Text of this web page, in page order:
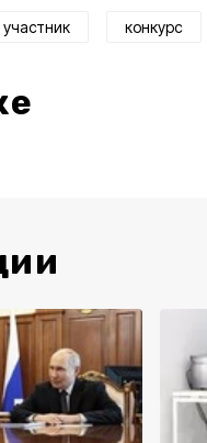
участник конкурс